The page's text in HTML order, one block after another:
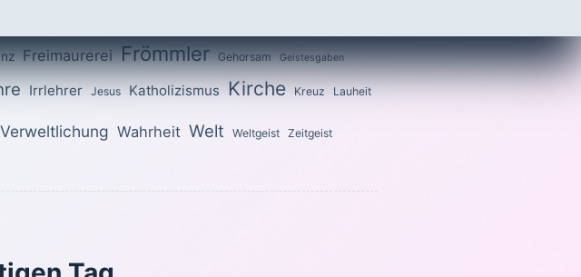
Freimaurerei Frömmler Gehorsam Geistesgaben
Irrlehrer Jesus Katholizismus Kirche Kreuz Lauheit
Verweltlichung Wahrheit Welt Weltgeist Zeitgeist